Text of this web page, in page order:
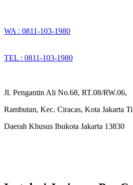
WA : 0811-103-1980
TEL : 0811-103-1980
Jl. Pengantin Ali No.68, RT.08/RW.06,
Rambutan, Kec. Ciracas, Kota Jakarta
Daerah Khusus Ibukota Jakarta 13830